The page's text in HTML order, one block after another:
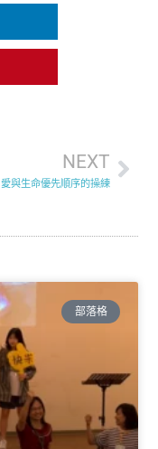
NEXT
愛與生命優先順序的操練
部落格